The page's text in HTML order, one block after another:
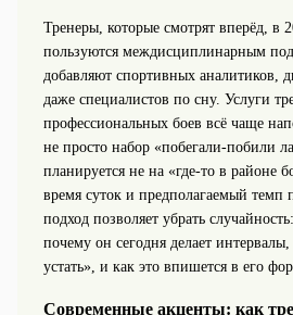
Тренеры, которые смотрят вперёд, в
пользуются междисциплинарным
добавляют спортивных аналитиков,
даже специалистов по сну. Услуги
профессиональных боев всё чаще
не просто набор «побегали‑побили
планируется не на «где-то в районе
время суток и предполагаемый темп
подход позволяет убрать
почему он сегодня делает
устать», и как это впишется в его
Современные акценты: как